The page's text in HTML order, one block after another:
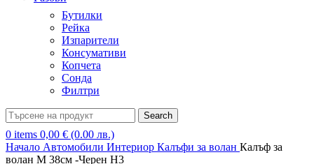
Бутилки
Рейка
Изпарители
Консумативи
Копчета
Сонда
Филтри
Search
0 items 0,00 € (0.00 лв.)
Начало Автомобили Интериор Калъфи за волан Калъф за
волан М 38см -Черен Н3